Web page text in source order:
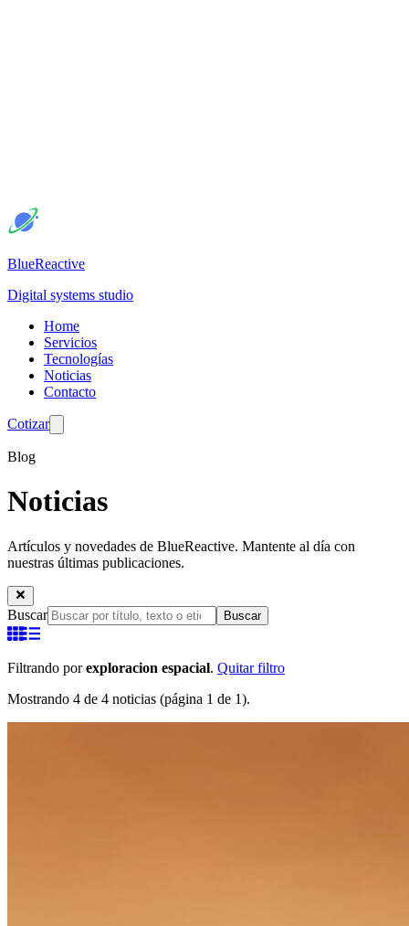
BlueReactive
Digital systems studio
Home
Servicios
Tecnologías
Noticias
Contacto
Cotizar
Blog
Noticias
Artículos y novedades de BlueReactive. Mantente al día con
nuestras últimas publicaciones.
Buscar Buscar
Filtrando porexploracion espacial. Quitar filtro
Mostrando 4 de 4 noticias (página 1 de 1).